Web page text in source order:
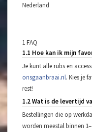
Nederland
1 FAQ
1.1 Hoe kan ik mijn
Je kunt alle rubs en
onsgaanbraai.nl. Kies je
rest!
1.2 Wat is de levertijd
Bestellingen die op
worden meestal binnen